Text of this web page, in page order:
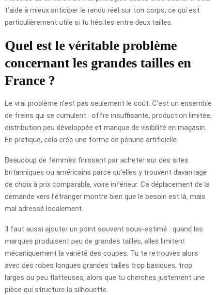
t’aide à mieux anticiper le rendu réel sur ton corps, ce qui est
particulièrement utile si tu hésites entre deux tailles.
Quel est le véritable problème
concernant les grandes tailles en
France ?
Le vrai problème n’est pas seulement le coût. C’est un ensemble
de freins qui se cumulent : offre insuffisante, production limitée,
distribution peu développée et manque de visibilité en magasin.
En pratique, cela crée une forme de pénurie artificielle.
Beaucoup de femmes finissent par acheter sur des sites
britanniques ou américains parce qu’elles y trouvent davantage
de choix à prix comparable, voire inférieur. Ce déplacement de la
demande vers l’étranger montre bien que le besoin est là, mais
mal adressé localement.
Il faut aussi ajouter un point souvent sous-estimé : quand les
marques produisent peu de grandes tailles, elles limitent
mécaniquement la variété des coupes. Tu te retrouves alors
avec des robes longues grandes tailles trop basiques, trop
larges ou peu flatteuses, alors que tu cherches justement une
pièce qui structure la silhouette.